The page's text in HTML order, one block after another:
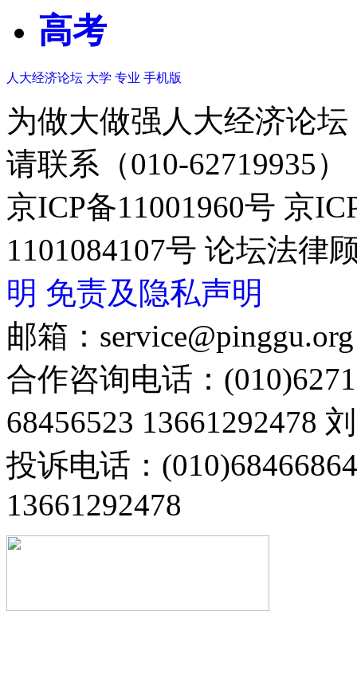
高考
人大经济论坛 大学 专业 手机版
为做大做强人大经济论
请联系（010-62719935）
京ICP备11001960号 京
1101084107号 论坛法律
明 免责及隐私声明
邮箱：service@pinggu.org
合作咨询电话：
68456523 13661292478
投诉电话：
13661292478